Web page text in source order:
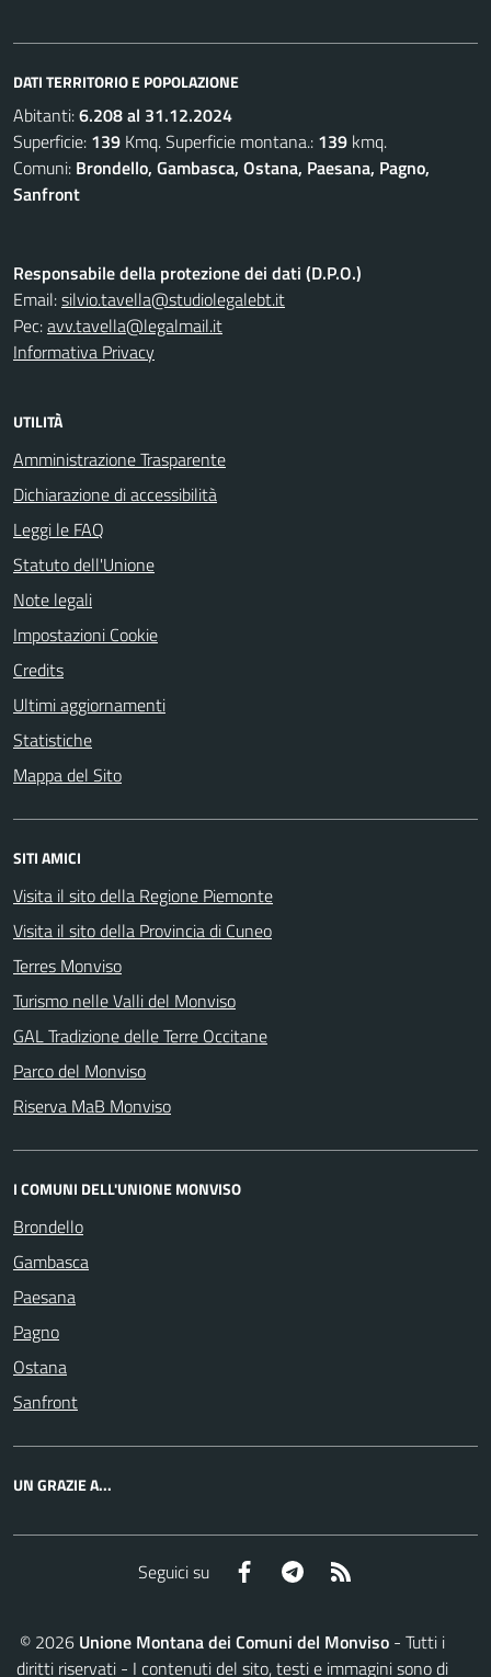
DATI TERRITORIO E POPOLAZIONE
Abitanti:6.208 al 31.12.2024
Superficie: 139 Kmq. Superficie montana.: 139 kmq.
Comuni: Brondello, Gambasca, Ostana, Paesana, Pagno,
Sanfront
Responsabile della protezione dei dati (D.P.O.)
Email:silvio.tavella@studiolegalebt.it
Pec:avv.tavella@legalmail.it
Informativa Privacy
UTILITÀ
Amministrazione Trasparente
Dichiarazione di accessibilità
Leggi le FAQ
Statuto dell'Unione
Note legali
Impostazioni Cookie
Credits
Ultimi aggiornamenti
Statistiche
Mappa del Sito
SITI AMICI
Visita il sito della Regione Piemonte
Visita il sito della Provincia di Cuneo
Terres Monviso
Turismo nelle Valli del Monviso
GAL Tradizione delle Terre Occitane
Parco del Monviso
Riserva MaB Monviso
I COMUNI DELL'UNIONE MONVISO
Brondello
Gambasca
Paesana
Pagno
Ostana
Sanfront
UN GRAZIE A...
Seguici su Facebook Telegram
© 2026 Unione Montana dei Comuni del Monviso - Tutti i
diritti riservati - I contenuti del sito, testi e immagini sono di